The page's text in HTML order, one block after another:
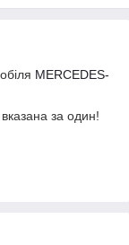
MERCEDES-
за один!